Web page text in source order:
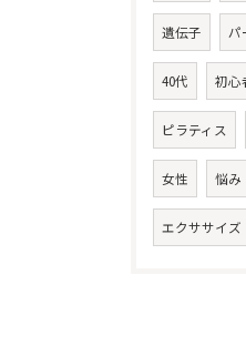
遺伝子 パ
40代 初心
ピラティス
女性 悩み
エクササイズ